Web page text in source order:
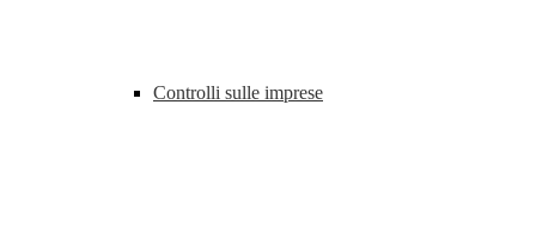
Controlli sulle imprese